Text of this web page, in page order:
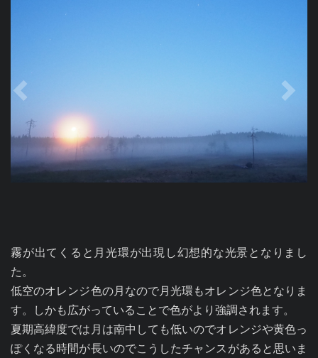
霧が出てくると月光環が出現し幻想的な光景となりまし
た。
低空のオレンジ色の月なので月光環もオレンジ色となりま
す。しかも広がっていることで色がより強調されます。
夏期高緯度では月は南中しても低いのでオレンジや黄色っ
ぽくなる時間が長いのでこうしたチャンスがあると思いま